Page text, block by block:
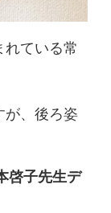
ている常
が、後ろ姿
啓子先生デ